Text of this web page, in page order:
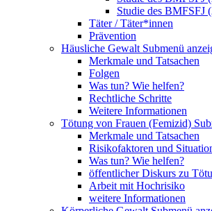
Studie des BMFSFJ
Täter / Täter*innen
Prävention
Häusliche Gewalt Submenü
Merkmale und Tatsachen
Folgen
Was tun? Wie helfen?
Rechtliche Schritte
Weitere Informationen
Tötung von Frauen (Femizid)
Merkmale und Tatsachen
Risikofaktoren und
Was tun? Wie helfen?
öffentlicher Diskurs zu
Arbeit mit Hochrisiko
weitere Informationen